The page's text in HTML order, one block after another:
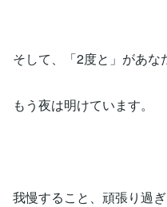
そして、「2度と」があな
もう夜は明けています。
我慢すること、頑張り過ぎ